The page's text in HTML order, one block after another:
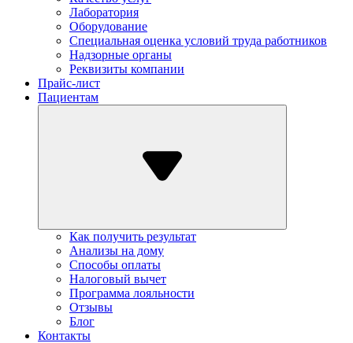
Лаборатория
Оборудование
Специальная оценка условий труда работников
Надзорные органы
Реквизиты компании
Прайс-лист
Пациентам
Как получить результат
Анализы на дому
Способы оплаты
Налоговый вычет
Программа лояльности
Отзывы
Блог
Контакты